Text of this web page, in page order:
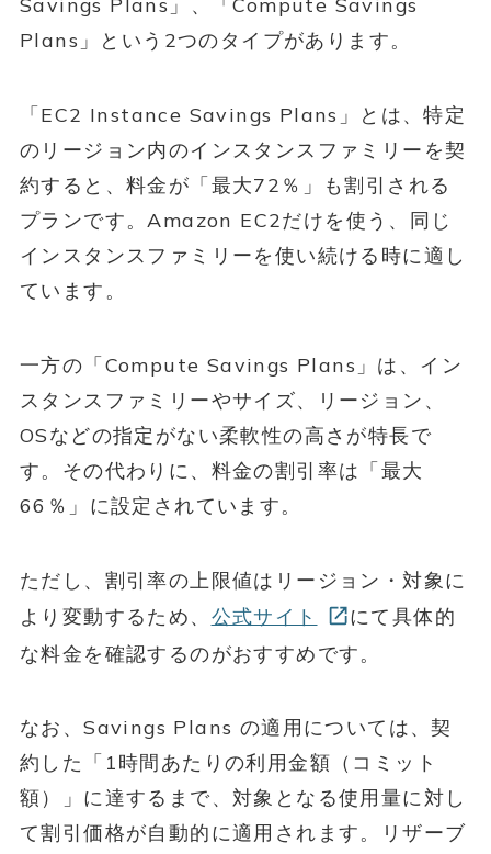
Plans」という2つのタイプがあります。
「EC2 Instance Savings Plans」とは、特定
のリージョン内のインスタンスファミリーを契
約すると、料金が「最大72％」も割引される
プランです。Amazon EC2だけを使う、同じ
インスタンスファミリーを使い続ける時に適し
ています。
一方の「Compute Savings Plans」は、イン
スタンスファミリーやサイズ、リージョン、
OSなどの指定がない柔軟性の高さが特長で
す。その代わりに、料金の割引率は「最大
66％」に設定されています。
ただし、割引率の上限値はリージョン・対象に
より変動するため、 公式サイト
にて具体的
な料金を確認するのがおすすめです。
なお、Savings Plans の適用については、契
約した「1時間あたりの利用金額（コミット
額）」に達するまで、対象となる使用量に対し
て割引価格が自動的に適用されます。リザーブ